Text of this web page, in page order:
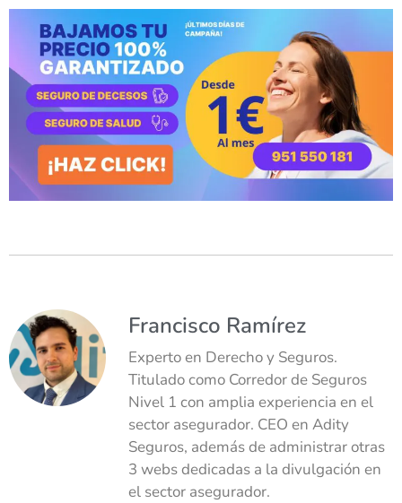
Francisco Ramírez
Experto en Derecho y Seguros.
Titulado como Corredor de Seguros
Nivel 1 con amplia experiencia en el
sector asegurador. CEO en Adity
Seguros, además de administrar otras
3 webs dedicadas a la divulgación en
el sector asegurador.